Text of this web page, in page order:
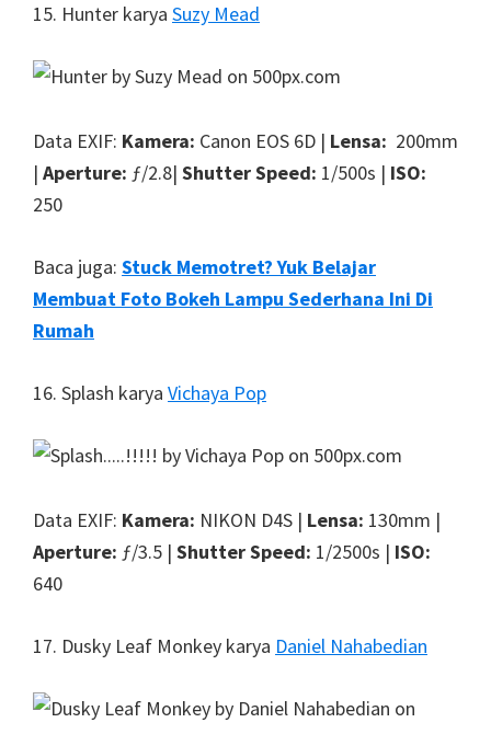
15. Hunter karya Suzy Mead
Data EXIF: Kamera: Canon EOS 6D | Lensa: 200mm
| Aperture: ƒ/2.8| Shutter Speed: 1/500s | ISO:
250
Baca juga: Stuck Memotret? Yuk Belajar
Membuat Foto Bokeh Lampu Sederhana Ini Di
Rumah
16. Splash karya Vichaya Pop
Data EXIF: Kamera: NIKON D4S | Lensa: 130mm |
Aperture: ƒ/3.5 | Shutter Speed: 1/2500s | ISO:
640
17. Dusky Leaf Monkey karya Daniel Nahabedian